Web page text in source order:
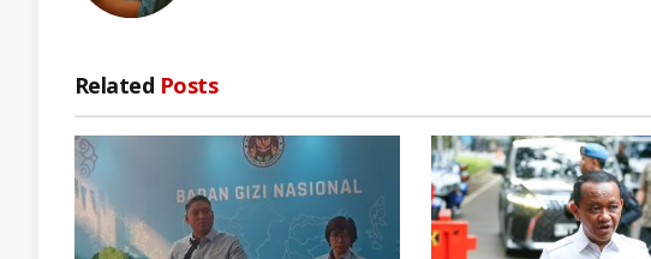
Related Posts